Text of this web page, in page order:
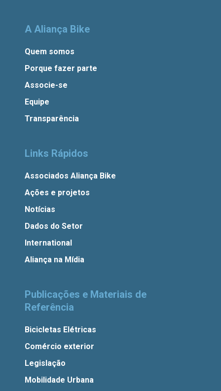
A Aliança Bike
Quem somos
Porque fazer parte
Associe-se
Equipe
Transparência
Links Rápidos
Associados Aliança Bike
Ações e projetos
Notícias
Dados do Setor
International
Aliança na Mídia
Publicações e Materiais de
Referência
Bicicletas Elétricas
Comércio exterior
Legislação
Mobilidade Urbana